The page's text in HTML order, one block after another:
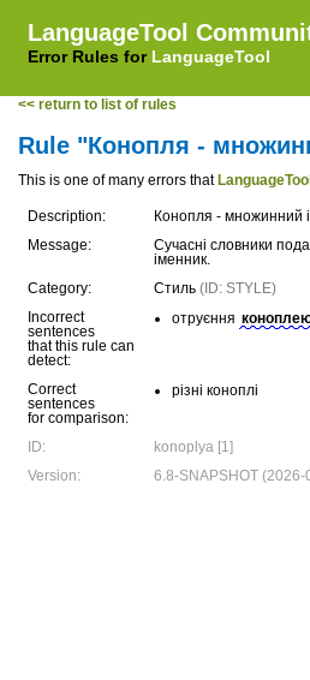
LanguageTool
Error Rules for LanguageTool
<< return to list of rules
Rule "Конопля -
This is one of many errors that LanguageTool
Description:
Конопля - множинний
Message:
Сучасні словники
іменник.
Category:
Стиль (ID: STYLE)
Incorrect
sentences
that this rule can
detect:
отруєння
Correct
sentences
for comparison:
різні коноплі
ID:
konoplya [1]
Version:
6.8-SNAPSHOT